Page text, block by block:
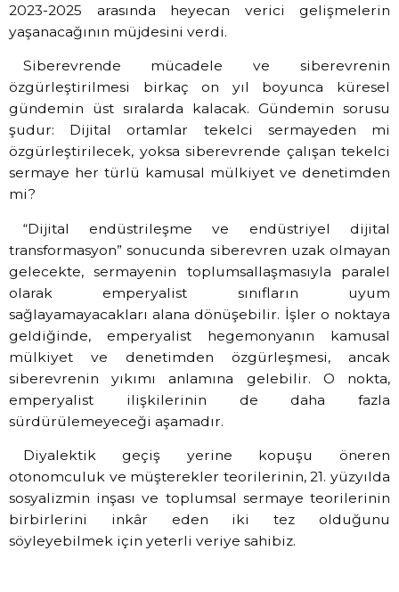
2023-2025 arasında heyecan verici gelişmelerin
yaşanacağının müjdesini verdi.
Siberevrende mücadele ve siberevrenin
özgürleştirilmesi birkaç on yıl boyunca küresel
gündemin üst sıralarda kalacak. Gündemin sorusu
şudur: Dijital ortamlar tekelci sermayeden mi
özgürleştirilecek, yoksa siberevrende çalışan tekelci
sermaye her türlü kamusal mülkiyet ve denetimden
mi?
“Dijital endüstrileşme ve endüstriyel dijital
transformasyon” sonucunda siberevren uzak olmayan
gelecekte, sermayenin toplumsallaşmasıyla paralel
olarak emperyalist sınıfların uyum
sağlayamayacakları alana dönüşebilir. İşler o noktaya
geldiğinde, emperyalist hegemonyanın kamusal
mülkiyet ve denetimden özgürleşmesi, ancak
siberevrenin yıkımı anlamına gelebilir. O nokta,
emperyalist ilişkilerinin de daha fazla
sürdürülemeyeceği aşamadır.
Diyalektik geçiş yerine kopuşu öneren
otonomculuk ve müşterekler teorilerinin, 21. yüzyılda
sosyalizmin inşası ve toplumsal sermaye teorilerinin
birbirlerini inkâr eden iki tez olduğunu
söyleyebilmek için yeterli veriye sahibiz.